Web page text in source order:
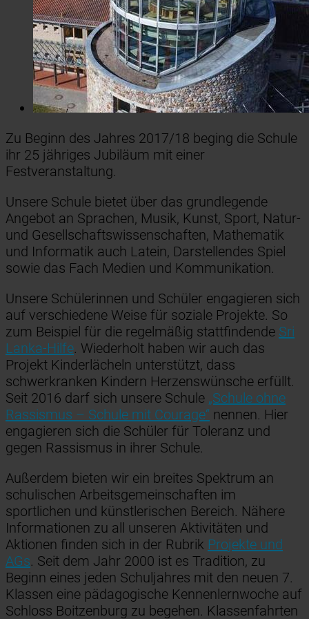
Zu Beginn des Jahres 2017/18 beging die Schule
ihr 25 jähriges Jubiläum mit einer
Festveranstaltung.
Unsere Schule bietet über das grundlegende
Angebot an Sprachen, Musik, Kunst, Sport, Natur-
und Gesellschaftswissenschaften, Mathematik
und Informatik auch Latein, Darstellendes Spiel
sowie das Fach Medien und Kommunikation.
Unsere Schülerinnen und Schüler engagieren sich
auf verschiedene Weise für soziale Projekte. So
zum Beispiel für die regelmäßig stattfindende Sri
Lanka-Hilfe. Wiederholt haben wir auch das
Projekt Kinderlächeln unterstützt, dass
schwerkranken Kindern Herzenswünsche erfüllt.
Seit 2016 darf sich unsere Schule „Schule ohne
Rassismus – Schule mit Courage“ nennen. Hier
engagieren sich die Schüler für Toleranz und
gegen Rassismus in ihrer Schule.
Außerdem bieten wir ein breites Spektrum an
schulischen Arbeitsgemeinschaften im
sportlichen und künstlerischen Bereich. Nähere
Informationen zu all unseren Aktivitäten und
Aktionen finden sich in der Rubrik Projekte und
AGs. Seit dem Jahr 2000 ist es Tradition, zu
Beginn eines jeden Schuljahres mit den neuen 7.
Klassen eine pädagogische Kennenlernwoche auf
Schloss Boitzenburg zu begehen. Klassenfahrten